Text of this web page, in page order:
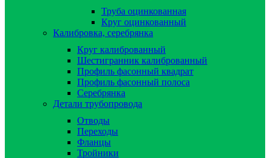
Труба оцинкованная
Круг оцинкованный
Калибровка, серебрянка
Круг калиброванный
Шестигранник калиброванный
Профиль фасонный квадрат
Профиль фасонный полоса
Серебрянка
Детали трубопровода
Отводы
Переходы
Фланцы
Тройники